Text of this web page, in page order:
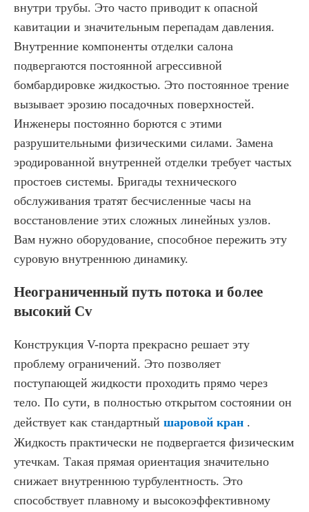
внутри трубы. Это часто приводит к опасной
кавитации и значительным перепадам давления.
Внутренние компоненты отделки салона
подвергаются постоянной агрессивной
бомбардировке жидкостью. Это постоянное трение
вызывает эрозию посадочных поверхностей.
Инженеры постоянно борются с этими
разрушительными физическими силами. Замена
эродированной внутренней отделки требует частых
простоев системы. Бригады технического
обслуживания тратят бесчисленные часы на
восстановление этих сложных линейных узлов.
Вам нужно оборудование, способное пережить эту
суровую внутреннюю динамику.
Неограниченный путь потока и более
высокий Cv
Конструкция V-порта прекрасно решает эту
проблему ограничений. Это позволяет
поступающей жидкости проходить прямо через
тело. По сути, в полностью открытом состоянии он
действует как стандартный шаровой кран .
Жидкость практически не подвергается физическим
утечкам. Такая прямая ориентация значительно
снижает внутреннюю турбулентность. Это
способствует плавному и высокоэффективному